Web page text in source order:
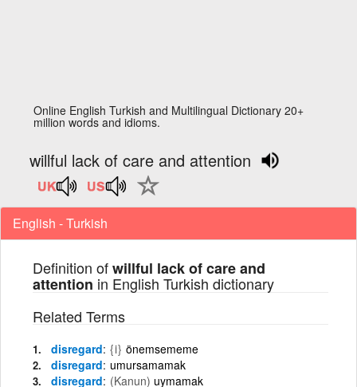
Online English Turkish and Multilingual Dictionary 20+
million words and idioms.
willful lack of care and attention
English - Turkish
Definition ofwillful lack of care and
attention in English Turkish dictionary
Related Terms
disregard {i} önemsememe
disregard umursamamak
disregard (Kanun) uymamak